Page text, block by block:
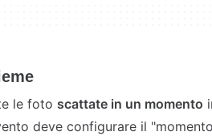
le foto scattate in un momento
deve configurare il